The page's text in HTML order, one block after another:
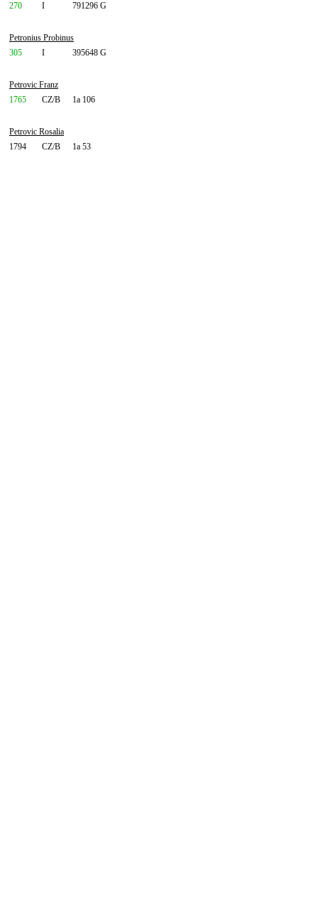
270
I 791296 G
Petronius Probinus
305
I 395648 G
Petrovic Franz
1765
CZ/B 1a 106
Petrovic Rosalia
1794
CZ/B 1a 53